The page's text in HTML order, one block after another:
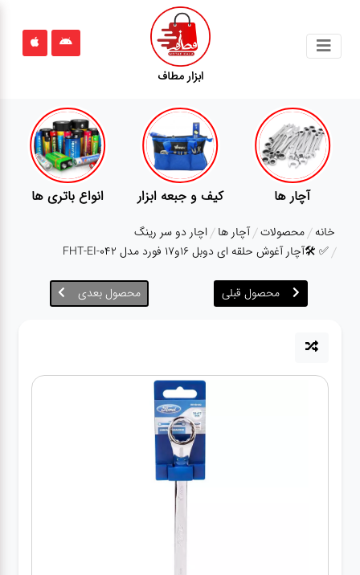
ابزار مطاف
محصولات
قوانین
سایت
درباره
کارواش
کیف و جبعه ابزار انواع باتری ها پمپ
خانه محصولات آچار ها اچار دو سر رینگ
✅ 🛠️آچار آغوش حلقه ای دوبل ۱۶و۱۷ فورد مدل FHT-EI-042
محصول قبلی محصول بعدی